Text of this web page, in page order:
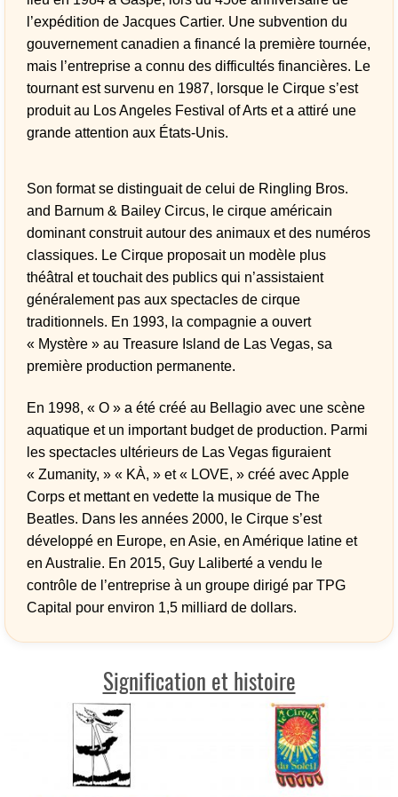
l’expédition de Jacques Cartier. Une subvention du
gouvernement canadien a financé la première tournée,
mais l’entreprise a connu des difficultés financières. Le
tournant est survenu en 1987, lorsque le Cirque s’est
produit au Los Angeles Festival of Arts et a attiré une
grande attention aux États-Unis.
Son format se distinguait de celui de Ringling Bros.
and Barnum & Bailey Circus, le cirque américain
dominant construit autour des animaux et des numéros
classiques. Le Cirque proposait un modèle plus
théâtral et touchait des publics qui n’assistaient
généralement pas aux spectacles de cirque
traditionnels. En 1993, la compagnie a ouvert
« Mystère » au Treasure Island de Las Vegas, sa
première production permanente.
En 1998, « O » a été créé au Bellagio avec une scène
aquatique et un important budget de production. Parmi
les spectacles ultérieurs de Las Vegas figuraient
« Zumanity, » « KÀ, » et « LOVE, » créé avec Apple
Corps et mettant en vedette la musique de The
Beatles. Dans les années 2000, le Cirque s’est
développé en Europe, en Asie, en Amérique latine et
en Australie. En 2015, Guy Laliberté a vendu le
contrôle de l’entreprise à un groupe dirigé par TPG
Capital pour environ 1,5 milliard de dollars.
Signification et histoire